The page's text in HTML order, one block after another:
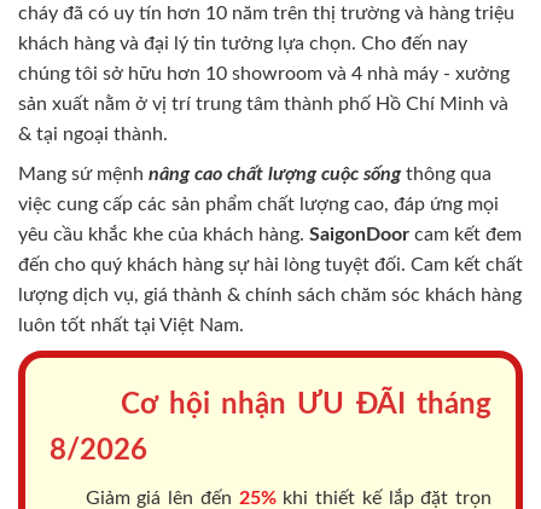
cháy đã có uy tín hơn 10 năm trên thị trường và hàng triệu
khách hàng và đại lý tin tưởng lựa chọn. Cho đến nay
chúng tôi sở hữu hơn 10 showroom và 4 nhà máy - xưởng
sản xuất nằm ở vị trí trung tâm thành phố Hồ Chí Minh và
& tại ngoại thành.
Mang sứ mệnh nâng cao chất lượng cuộc sốngthông qua
việc cung cấp các sản phẩm chất lượng cao, đáp ứng mọi
yêu cầu khắc khe của khách hàng. SaigonDoor cam kết đem
đến cho quý khách hàng sự hài lòng tuyệt đối. Cam kết chất
lượng dịch vụ, giá thành & chính sách chăm sóc khách hàng
luôn tốt nhất tại Việt Nam.
Cơ hội nhận ƯU ĐÃI tháng
8/2026
Giảm giá lên đến 25%khi thiết kế lắp đặt trọn